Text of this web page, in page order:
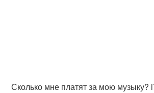
Сколько мне платят за мою музыку?